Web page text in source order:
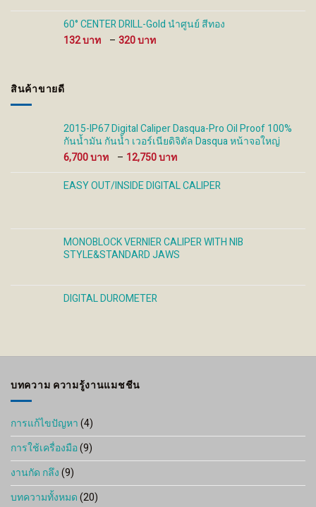
280 ฿
through
930 ฿
60° CENTER DRILL-Gold นำศูนย์ สีทอง
132
– 320
สินค้าขายดี
2015-IP67 Digital Caliper Dasqua-Pro Oil Proof 100%
กันน้ำมัน กันน้ำ เวอร์เนียดิจิตัล Dasqua หน้าจอใหญ่
6,700
– 12,750
range:
6,700 ฿
EASY OUT/INSIDE DIGITAL CALIPER
MONOBLOCK VERNIER CALIPER WITH NIB
STYLE&STANDARD JAWS
DIGITAL DUROMETER
บทความ ความรู้งานแมชชีน
การแก้ไขปัญหา(4)
การใช้เครื่องมือ(9)
งานกัด กลึง(9)
บทความทั้งหมด(20)